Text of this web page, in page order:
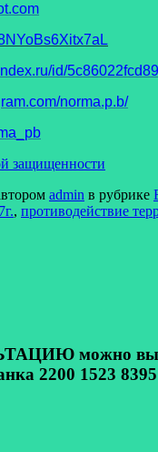
id/
norma.p.b/
admin в рубрике
, противодействие
можно
2200 1523